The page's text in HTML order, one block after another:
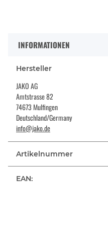
INFORMATIONEN
Hersteller
JAKO AG
Amtstrasse 82
74673 Mulfingen
Deutschland/Germany
info@jako.de
Artikelnummer
EAN: